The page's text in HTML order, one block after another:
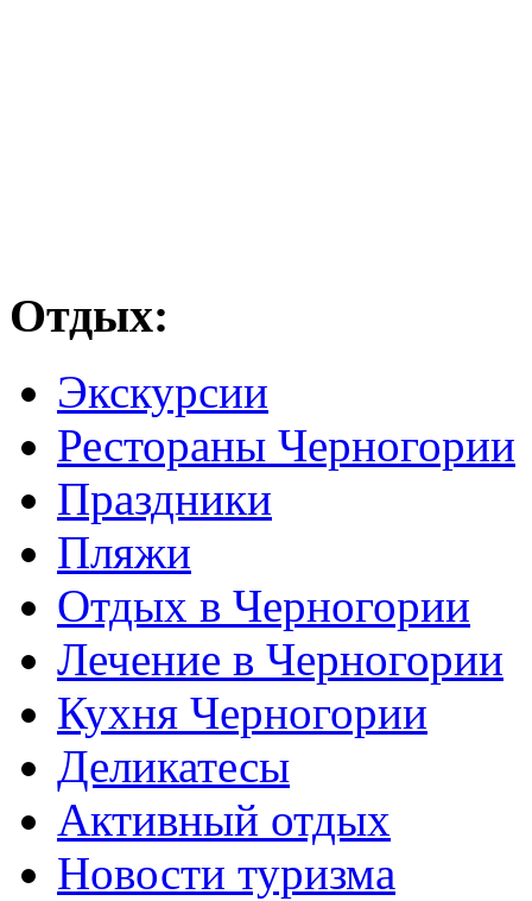
Отдых:
Экскурсии
Рестораны Черногории
Праздники
Пляжи
Отдых в Черногории
Лечение в Черногории
Кухня Черногории
Деликатесы
Активный отдых
Новости туризма